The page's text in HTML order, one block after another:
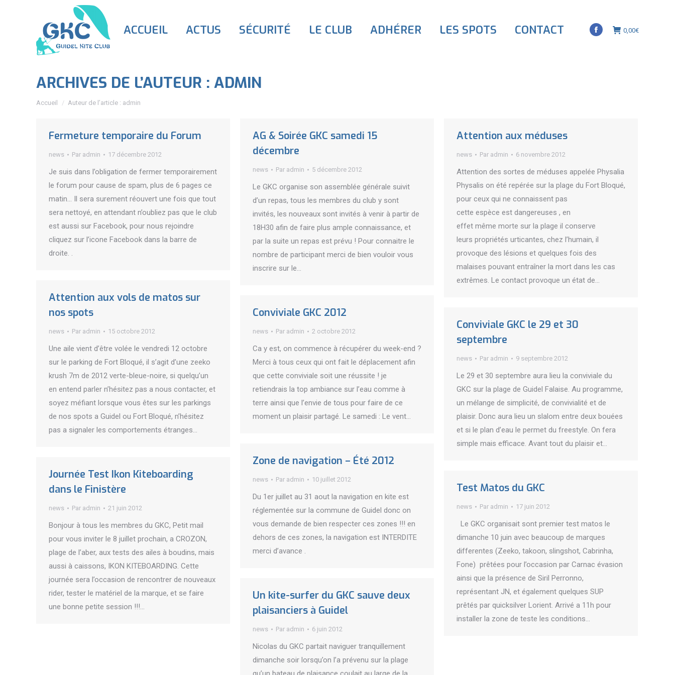
ACCUEIL ACTUS SÉCURITÉ LE CLUB ADHÉRER LES SPOTS CONTACT
La
0,00€
ARCHIVES DE L’AUTEUR : ADMIN
Vous êtes ici :
Accueil Auteur de l’article : admin
Fermeture temporaire du Forum
news Par admin 17 décembre 2012
Je suis dans l’obligation de fermer temporairement
le forum pour cause de spam, plus de 6 pages ce
matin… Il sera surement réouvert une fois que tout
sera nettoyé, en attendant n’oubliez pas que le club
est aussi sur Facebook, pour nous rejoindre
cliquez sur l’icone Facebook dans la barre de
droite. .
AG & Soirée GKC samedi 15
décembre
news Par admin 5 décembre 2012
Le GKC organise son assemblée générale suivit
d’un repas, tous les membres du club y sont
invités, les nouveaux sont invités à venir à partir de
18H30 afin de faire plus ample connaissance, et
par la suite un repas est prévu ! Pour connaitre le
nombre de participant merci de bien vouloir vous
inscrire sur le…
Attention aux méduses
news Par admin 6 novembre 2012
Attention des sortes de méduses appelée Physalia
Physalis on été repérée sur la plage du Fort Bloqué,
pour ceux qui ne connaissent pas
cette espèce est dangereuses , en
effet même morte sur la plage il conserve
leurs propriétés urticantes, chez l’humain, il
provoque des lésions et quelques fois des
malaises pouvant entraîner la mort dans les cas
extrêmes. Le contact provoque un état de…
Attention aux vols de matos sur
nos spots
news Par admin 15 octobre 2012
Une aile vient d’être volée le vendredi 12 octobre
sur le parking de Fort Bloqué, il s’agit d’une zeeko
krush 7m de 2012 verte-bleue-noire, si quelqu’un
en entend parler n’hésitez pas a nous contacter, et
soyez méfiant lorsque vous êtes sur les parkings
de nos spots a Guidel ou Fort Bloqué, n’hésitez
pas a signaler les comportements étranges…
Conviviale GKC 2012
news Par admin 2 octobre 2012
Ca y est, on commence à récupérer du week-end ?
Merci à tous ceux qui ont fait le déplacement afin
que cette conviviale soit une réussite ! je
retiendrais la top ambiance sur l’eau comme à
terre ainsi que l’envie de tous pour faire de ce
moment un plaisir partagé. Le samedi : Le vent…
Conviviale GKC le 29 et 30
septembre
news Par admin 9 septembre 2012
Le 29 et 30 septembre aura lieu la conviviale du
GKC sur la plage de Guidel Falaise. Au programme,
un mélange de simplicité, de convivialité et de
plaisir. Donc aura lieu un slalom entre deux bouées
et si le plan d’eau le permet du freestyle. On fera
simple mais efficace. Avant tout du plaisir et…
Zone de navigation – Été 2012
news Par admin 10 juillet 2012
Du 1er juillet au 31 aout la navigation en kite est
réglementée sur la commune de Guidel donc on
vous demande de bien respecter ces zones !!! en
dehors de ces zones, la navigation est INTERDITE
merci d’avance .
Journée Test Ikon Kiteboarding
dans le Finistère
news Par admin 21 juin 2012
Bonjour à tous les membres du GKC, Petit mail
pour vous inviter le 8 juillet prochain, a CROZON,
plage de l’aber, aux tests des ailes à boudins, mais
aussi à caissons, IKON KITEBOARDING. Cette
journée sera l’occasion de rencontrer de nouveaux
rider, tester le matériel de la marque, et se faire
une bonne petite session !!!…
Test Matos du GKC
news Par admin 17 juin 2012
Le GKC organisait sont premier test matos le
dimanche 10 juin avec beaucoup de marques
differentes (Zeeko, takoon, slingshot, Cabrinha,
Fone) prêtées pour l’occasion par Carnac évasion
ainsi que la présence de Siril Perronno,
représentant JN, et également quelques SUP
prêtés par quicksilver Lorient. Arrivé a 11h pour
installer la zone de teste les conditions…
Un kite-surfer du GKC sauve deux
plaisanciers à Guidel
news Par admin 6 juin 2012
Nicolas du GKC partait naviguer tranquillement
dimanche soir lorsqu’on l’a prévenu sur la plage
s'ouvre